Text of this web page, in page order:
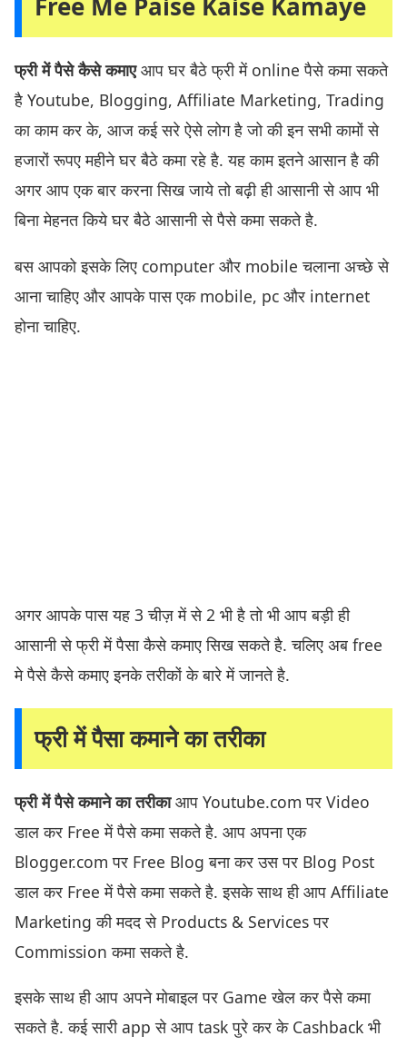
Free Me Paise Kaise Kamaye
फ्री में पैसे कैसे कमाएआप घर बैठे फ्री में online पैसे कमा सकते
है Youtube, Blogging, Affiliate Marketing, Trading
का काम कर के, आज कई सरे ऐसे लोग है जो की इन सभी कामों से
हजारों रूपए महीने घर बैठे कमा रहे है. यह काम इतने आसान है की
अगर आप एक बार करना सिख जाये तो बढ़ी ही आसानी से आप भी
बिना मेहनत किये घर बैठे आसानी से पैसे कमा सकते है.
बस आपको इसके लिए computer और mobile चलाना अच्छे से
आना चाहिए और आपके पास एक mobile, pc और internet
होना चाहिए.
अगर आपके पास यह 3 चीज़ में से 2 भी है तो भी आप बड़ी ही
आसानी से फ्री में पैसा कैसे कमाए सिख सकते है. चलिए अब free
मे पैसे कैसे कमाए इनके तरीकों के बारे में जानते है.
फ्री में पैसा कमाने का तरीका
फ्री में पैसे कमाने का तरीकाआप Youtube.com पर Video
डाल कर Free में पैसे कमा सकते है. आप अपना एक
Blogger.com पर Free Blog बना कर उस पर Blog Post
डाल कर Free में पैसे कमा सकते है. इसके साथ ही आप Affiliate
Marketing की मदद से Products & Services पर
Commission कमा सकते है.
इसके साथ ही आप अपने मोबाइल पर Game खेल कर पैसे कमा
सकते है. कई सारी app से आप task पुरे कर के Cashback भी